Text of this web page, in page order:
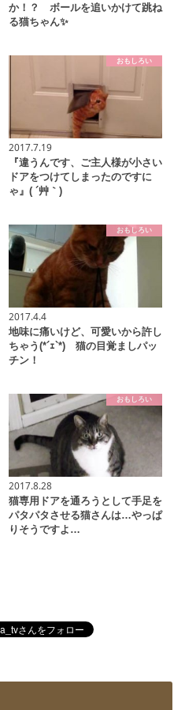
か！？ ボールを追いかけて跳ね
る猫ちゃん✨
おもしろい
2017.7.19
『違うんです、ご主人様が小さい
ドアをつけてしまったのですに
ゃ』( ´艸｀)
おもしろい
2017.4.4
地味に痛いけど、可愛いから許し
ちゃう(*´ｪ`*) 猫の目覚ましパッ
チン！
おもしろい
2017.8.28
猫専用ドアを通ろうとして手足を
パタパタさせる猫さんは…やっぱ
りそうですよ…